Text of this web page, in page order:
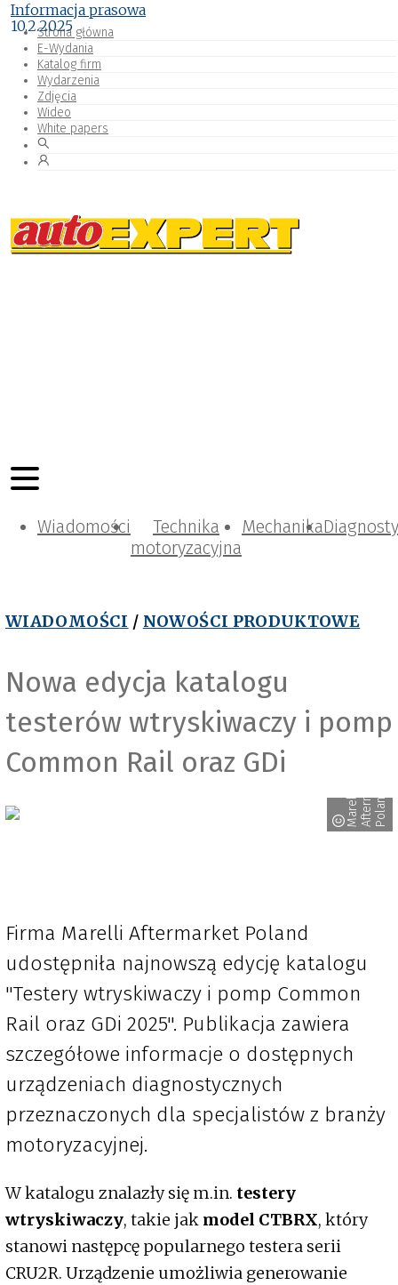
Strona główna
E-Wydania
Katalog firm
Wydarzenia
Zdjęcia
Wideo
White papers
Wiadomości
Technika
motoryzacyjna
Mechanika
WIADOMOŚCI / NOWOŚCI PRODUKTOWE
Nowa edycja katalogu
testerów wtryskiwaczy i pomp
Common Rail oraz GDi
M
a
r
e
l
l
i
A
f
t
e
r
m
a
r
k
et
P
o
l
a
n d
Informacja prasowa
10.2.2025
Firma Marelli Aftermarket Poland
udostępniła najnowszą edycję katalogu
"Testery wtryskiwaczy i pomp Common
Rail oraz GDi 2025". Publikacja zawiera
szczegółowe informacje o dostępnych
urządzeniach diagnostycznych
przeznaczonych dla specjalistów z branży
motoryzacyjnej.
W katalogu znalazły się m.in. testery
wtryskiwaczy, takie jak model CTBRX, który
stanowi następcę popularnego testera serii
CRU2R. Urządzenie umożliwia generowanie